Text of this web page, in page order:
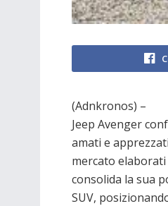
(Adnkronos) –
Jeep Avenger
amati e
mercato elaborati
consolida la sua
SUV,